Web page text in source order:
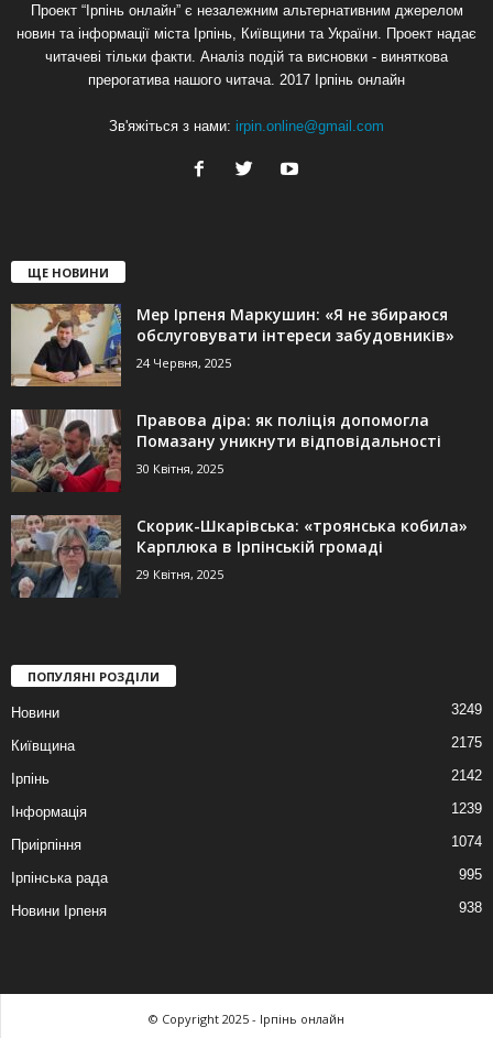
Проект “Ірпінь онлайн” є незалежним альтернативним джерелом
новин та інформації міста Ірпінь, Київщини та України. Проект надає
читачеві тільки факти. Аналіз подій та висновки - виняткова
прерогатива нашого читача. 2017 Ірпінь онлайн
Зв'яжіться з нами: irpin.online@gmail.com
ЩЕ НОВИНИ
Мер Ірпеня Маркушин: «Я не збираюся
обслуговувати інтереси забудовників»
24 Червня, 2025
Правова діра: як поліція допомогла
Помазану уникнути відповідальності
30 Квітня, 2025
Скорик-Шкарівська: «троянська кобила»
Карплюка в Ірпінській громаді
29 Квітня, 2025
ПОПУЛЯНІ РОЗДІЛИ
Новини 3249
Київщина 2175
Ірпінь 2142
Інформація 1239
Приірпіння 1074
Ірпінська рада 995
Новини Ірпеня 938
© Copyright 2025 - Ірпінь онлайн